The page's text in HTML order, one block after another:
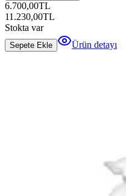
6.700,00TL
11.230,00TL
Stokta var
Sepete Ekle Ürün detayı